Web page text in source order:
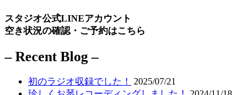
スタジオ公式LINEアカウント
空き状況の確認・ご予約はこちら
– Recent Blog –
初のラジオ収録でした！
2025/07/21